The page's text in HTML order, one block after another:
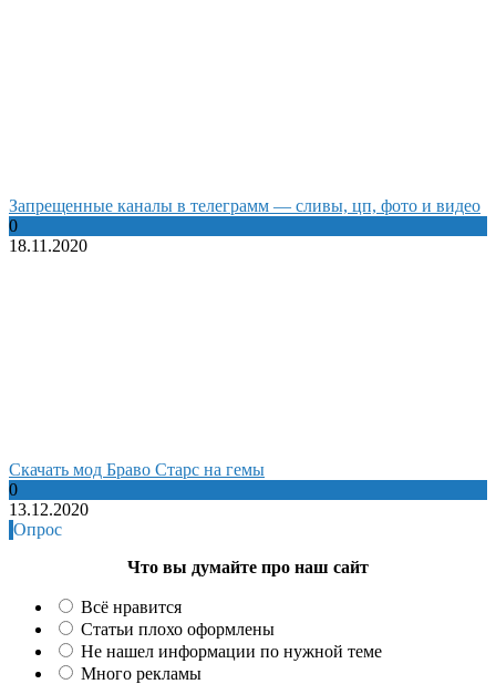
Запрещенные каналы в телеграмм — сливы, цп, фото и видео
0
18.11.2020
Cкачать мод Браво Старс на гемы
0
13.12.2020
Опрос
Что вы думайте про наш сайт
Всё нравится
Статьи плохо оформлены
Не нашел информации по нужной теме
Много рекламы